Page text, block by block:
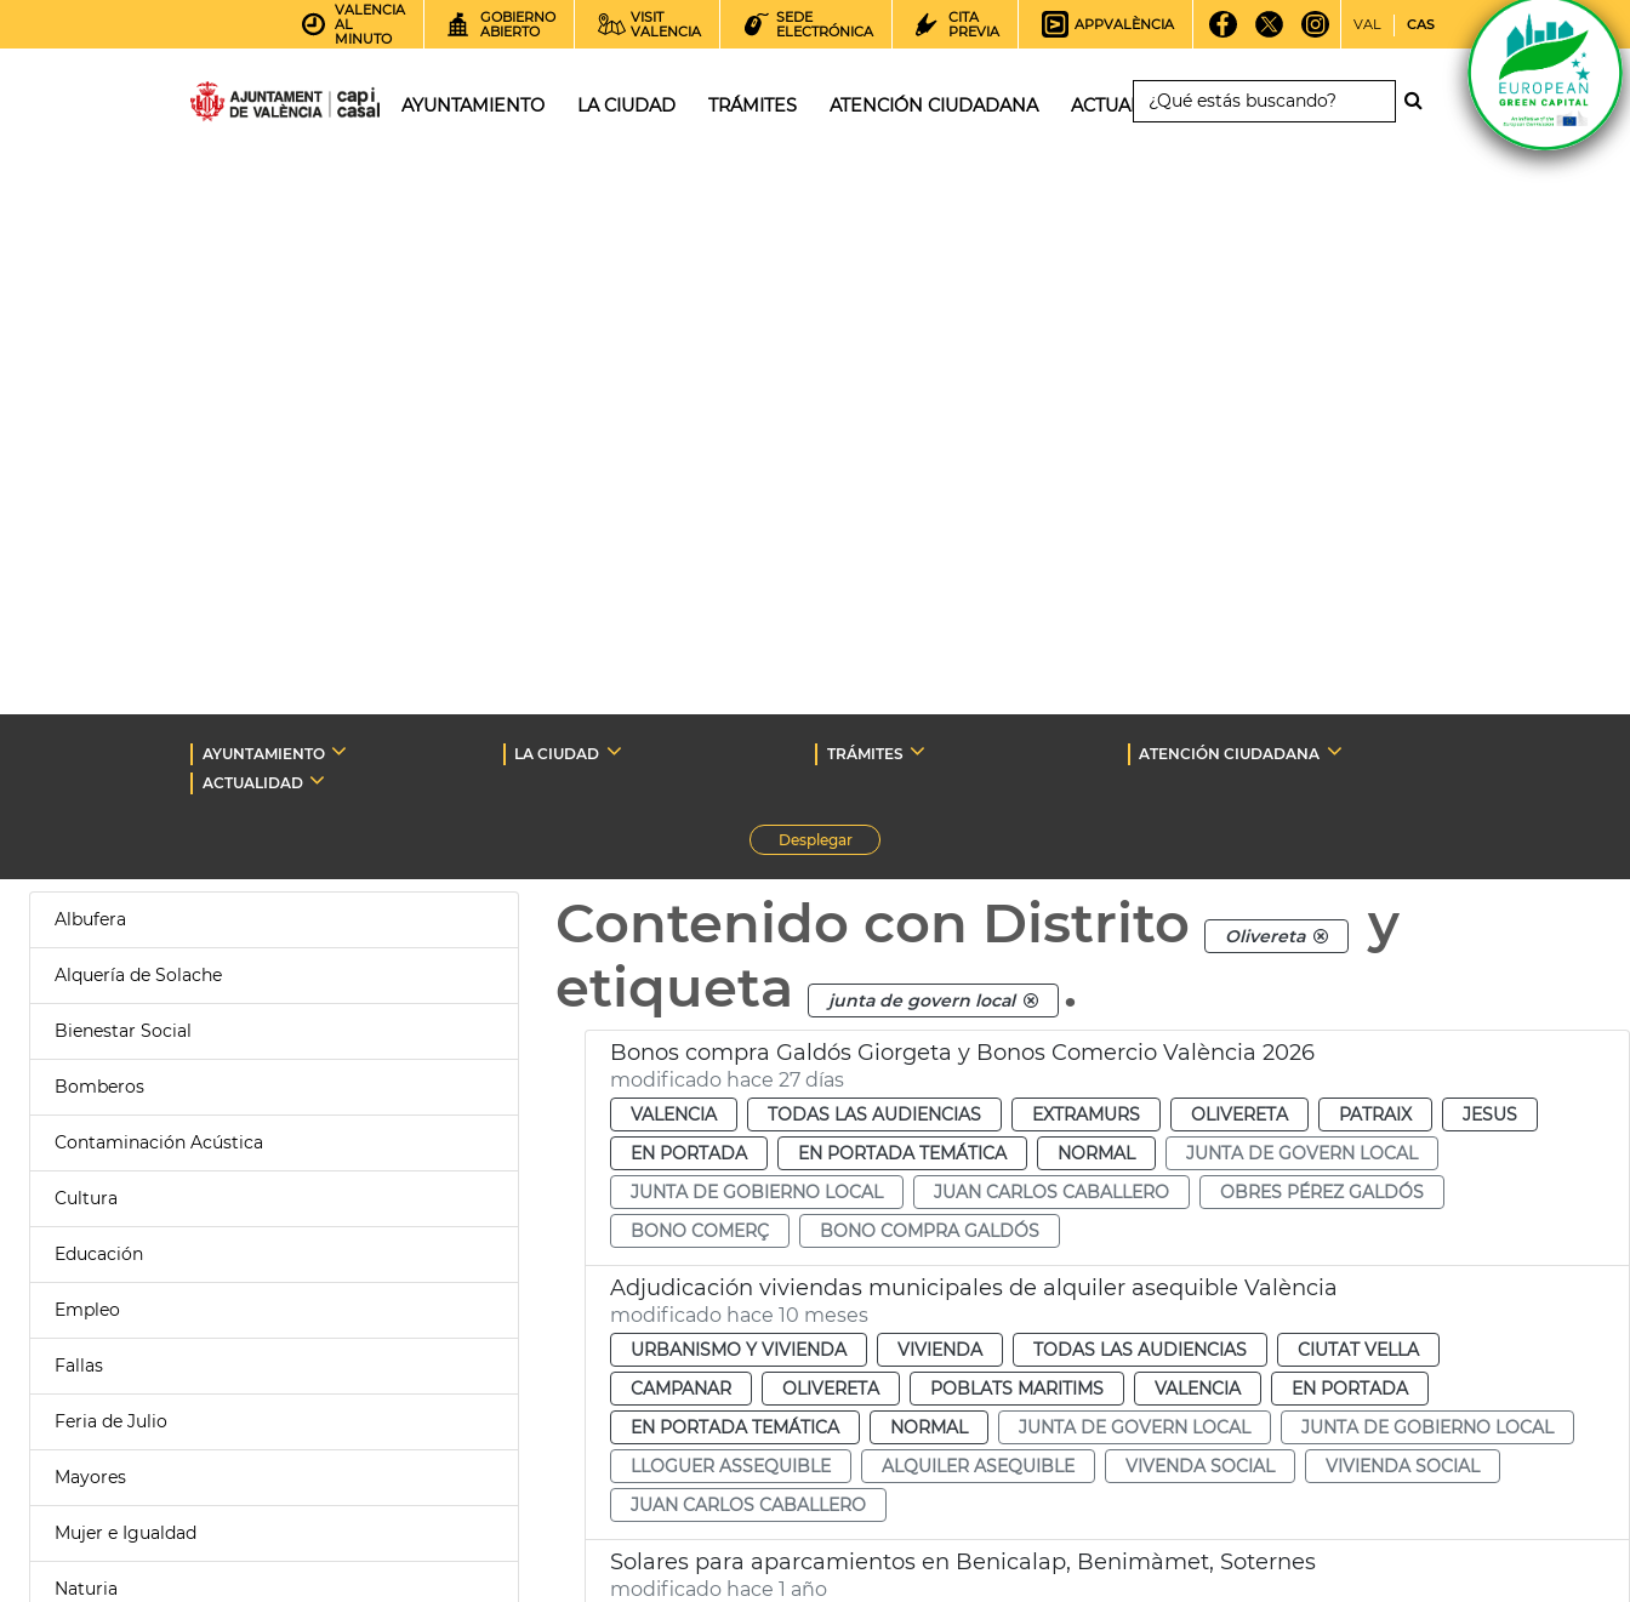
VALENCIA
AL
MINUTO
GOBIERNO
ABIERTO
VISIT
VALENCIA
SEDE
ELECTRÓNICA
CITA
PREVIA
APPVALÈNCIA VAL CAS
AYUNTAMIENTO LA CIUDAD TRÁMITES ATENCIÓN CIUDADANA ACTUALIDAD
AYUNTAMIENTO LA CIUDAD TRÁMITES
ATENCIÓN CIUDADANA
ACTUALIDAD
Desplegar
Albufera
Alquería de Solache
Bienestar Social
Bomberos
Contaminación Acústica
Cultura
Educación
Empleo
Fallas
Feria de Julio
Mayores
Mujer e Igualdad
Naturia
Contenido con Distrito Olivereta
y
etiqueta
junta de govern local .
Bonos compra Galdós Giorgeta y Bonos Comercio València 2026
modificado hace 27 días
VALENCIA TODAS LAS AUDIENCIAS EXTRAMURS OLIVERETA PATRAIX
JESUS
EN PORTADA
EN PORTADA TEMÁTICA NORMAL
JUNTA DE GOVERN LOCAL
JUNTA DE GOBIERNO LOCAL
JUAN CARLOS CABALLERO
OBRES PÉREZ GALDÓS
BONO COMERÇ
BONO COMPRA GALDÓS
Adjudicación viviendas municipales de alquiler asequible València
modificado hace 10 meses
URBANISMO Y VIVIENDA VIVIENDA TODAS LAS AUDIENCIAS
CIUTAT VELLA
CAMPANAR
OLIVERETA POBLATS MARITIMS VALENCIA
EN PORTADA
EN PORTADA TEMÁTICA
NORMAL JUNTA DE GOVERN LOCAL
JUNTA DE GOBIERNO LOCAL
LLOGUER ASSEQUIBLE
ALQUILER ASEQUIBLE VIVENDA SOCIAL
VIVIENDA SOCIAL
JUAN CARLOS CABALLERO
Solares para aparcamientos en Benicalap, Benimàmet, Soternes
modificado hace 1 año